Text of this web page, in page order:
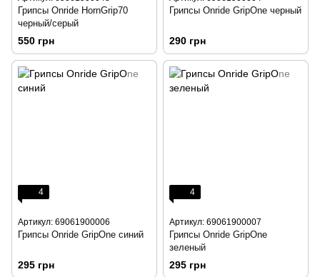
Грипсы Onride HornGrip70
черный/серый
550 грн
Грипсы Onride GripOne черный
290 грн
4
Артикул: 69061900006
Грипсы Onride GripOne синий
295 грн
4
Артикул: 69061900007
Грипсы Onride GripOne
зеленый
295 грн